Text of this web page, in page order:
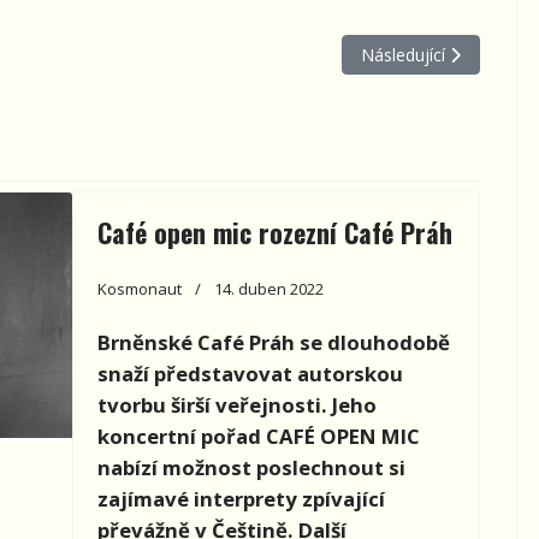
S Další článek: Jarní
Následující
Café open mic rozezní Café Práh
Kosmonaut 14. duben 2022
Brněnské Café Práh se dlouhodobě
snaží představovat autorskou
tvorbu širší veřejnosti. Jeho
koncertní pořad CAFÉ OPEN MIC
nabízí možnost poslechnout si
zajímavé interprety zpívající
převážně v Češtině. Další